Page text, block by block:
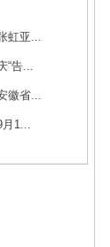
中共党员，毕
中科技大学
虹亚...
“告...
徽省...
月1...